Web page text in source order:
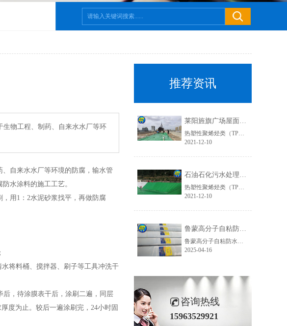
物工程、制药、自来水水厂等环
自来水水厂等环境的防腐，输水管
水涂料的施工工艺。
用1：2水泥砂浆找平，再做防腐
将料桶、搅拌器、刷子等工具冲洗干
后，待涂膜表干后，涂刷二遍，同层
度为止。较后一遍涂刷完，24小时固
推荐资讯
莱阳旌旗广场屋面防水工程-鲁蒙TPO防水卷材
热塑性聚烯烃类（TPO）土工膜（防渗膜）是一种以乙烯树脂为基料，采用聚合技术和特定配方制成的片状热塑性橡胶弹性防水材料，是近几年在美国和欧洲盛行的一种新材料，配料中不含增塑剂，不存在增塑剂迁移而变脆。具有拉伸强度大、耐穿性好，抗紫外线强，表面光滑、高反射率且耐污染等综合特点。易加工，可焊接、施工方便，完全回收，绿色环保的新型防水材料。
2021-12-10
石油石化污水处理厂防腐工程-鲁蒙TPO土工膜（防渗膜）
热塑性聚烯烃类（TPO）土工膜（防渗膜）是一种以乙烯树脂为基料，采用聚合技术和特定配方制成的片状热塑性橡胶弹性防水材料，是近几年在美国和欧洲盛行的一种新材料，配料中不含增塑剂，不存在增塑剂迁移而变脆。具有拉伸强度大、耐穿性好，抗紫外线强，表面光滑、高反射率且耐污染等综合特点。易加工，可焊接、施工方便，完全回收，绿色环保的新型防水材料。
2021-12-10
鲁蒙高分子自粘防水卷材在管廊防水工程中是怎样施工的
鲁蒙高分子自粘防水卷材由高分子片材、自粘胶料、隔离膜组成，该卷材集高分子防水卷材和自粘防水卷材优点于一身，不仅具有很高的耐候性、耐高低温、抗穿刺、自愈等性能，通过预铺反粘或湿铺工艺均能实现与混凝土结构牢固粘结，防止“窜水”现象的发生，有效提高防水系统的可靠性。下面，大家就随着鲁蒙防水小编来看一......
2025-04-16
咨询热线
15963529921